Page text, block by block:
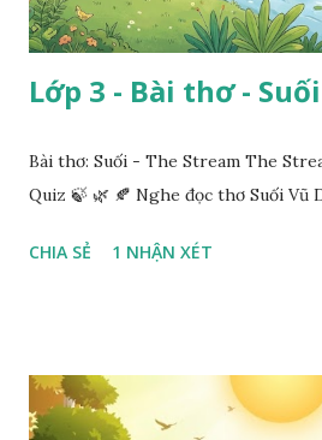
Lớp 3 - Bài thơ -
Bài thơ: Suối - The Stream The
Quiz 🍃 🌿 🍂 Nghe đọc thơ Suối Vũ
CHIA SẺ 1 NHẬN XÉT